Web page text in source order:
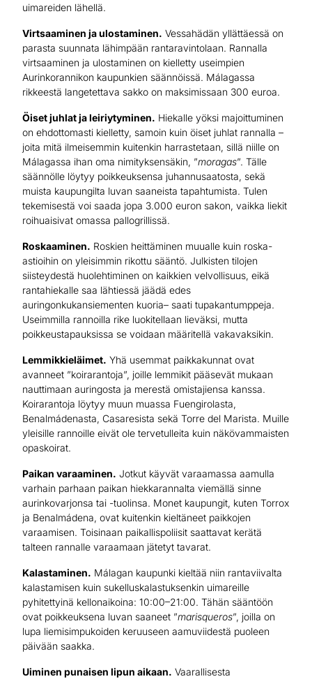
uimareiden lähellä.
Virtsaaminen ja ulostaminen. Vessahädän yllättäessä on
parasta suunnata lähimpään rantaravintolaan. Rannalla
virtsaaminen ja ulostaminen on kielletty useimpien
Aurinkorannikon kaupunkien säännöissä. Málagassa
rikkeestä langetettava sakko on maksimissaan 300 euroa.
Öiset juhlat ja leiriytyminen. Hiekalle yöksi majoittuminen
on ehdottomasti kielletty, samoin kuin öiset juhlat rannalla –
joita mitä ilmeisemmin kuitenkin harrastetaan, sillä niille on
Málagassa ihan oma nimityksensäkin, ”moragas”. Tälle
säännölle löytyy poikkeuksensa juhannusaatosta, sekä
muista kaupungilta luvan saaneista tapahtumista. Tulen
tekemisestä voi saada jopa 3.000 euron sakon, vaikka liekit
roihuaisivat omassa pallogrillissä.
Roskaaminen. Roskien heittäminen muualle kuin roska-
astioihin on yleisimmin rikottu sääntö. Julkisten tilojen
siisteydestä huolehtiminen on kaikkien velvollisuus, eikä
rantahiekalle saa lähtiessä jäädä edes
auringonkukansiementen kuoria– saati tupakantumppeja.
Useimmilla rannoilla rike luokitellaan lieväksi, mutta
poikkeustapauksissa se voidaan määritellä vakavaksikin.
Lemmikkieläimet. Yhä usemmat paikkakunnat ovat
avanneet ”koirarantoja”, joille lemmikit pääsevät mukaan
nauttimaan auringosta ja merestä omistajiensa kanssa.
Koirarantoja löytyy muun muassa Fuengirolasta,
Benalmádenasta, Casaresista sekä Torre del Marista. Muille
yleisille rannoille eivät ole tervetulleita kuin näkövammaisten
opaskoirat.
Paikan varaaminen. Jotkut käyvät varaamassa aamulla
varhain parhaan paikan hiekkarannalta viemällä sinne
aurinkovarjonsa tai -tuolinsa. Monet kaupungit, kuten Torrox
ja Benalmádena, ovat kuitenkin kieltäneet paikkojen
varaamisen. Toisinaan paikallispoliisit saattavat kerätä
talteen rannalle varaamaan jätetyt tavarat.
Kalastaminen. Málagan kaupunki kieltää niin rantaviivalta
kalastamisen kuin sukelluskalastuksenkin uimareille
pyhitettyinä kellonaikoina: 10:00–21:00. Tähän sääntöön
ovat poikkeuksena luvan saaneet ”marisqueros”, joilla on
lupa liemisimpukoiden keruuseen aamuviidestä puoleen
päivään saakka.
Uiminen punaisen lipun aikaan. Vaarallisesta